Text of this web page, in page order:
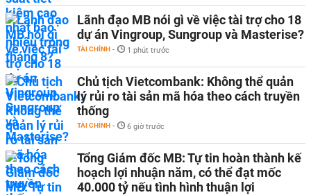
Lãnh đạo MB nói gì về việc tài trợ cho 18
dự án Vingroup, Sungroup và Masterise?
TÀI CHÍNH - 1 phút trước
Chủ tịch Vietcombank: Không thể quản
lý rủi ro tài sản mã hóa theo cách truyền
thống
TÀI CHÍNH - 6 giờ trước
Tổng Giám đốc MB: Tự tin hoàn thành kế
hoạch lợi nhuận năm, có thể đạt mốc
40.000 tỷ nếu tình hình thuận lợi